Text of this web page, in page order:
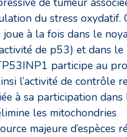
du stress oxydatif.
à la fois dans le
de p53) et dans le
participe au
l’activité de contrôle
à sa participation dans
les mitochondries
majeure d’espèces